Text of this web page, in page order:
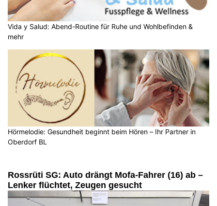
Vida y Salud: Abend-Routine für Ruhe und Wohlbefinden &
mehr
Hörmelodie: Gesundheit beginnt beim Hören – Ihr Partner in
Oberdorf BL
Rossrüti SG: Auto drängt Mofa-Fahrer (16) ab –
Lenker flüchtet, Zeugen gesucht